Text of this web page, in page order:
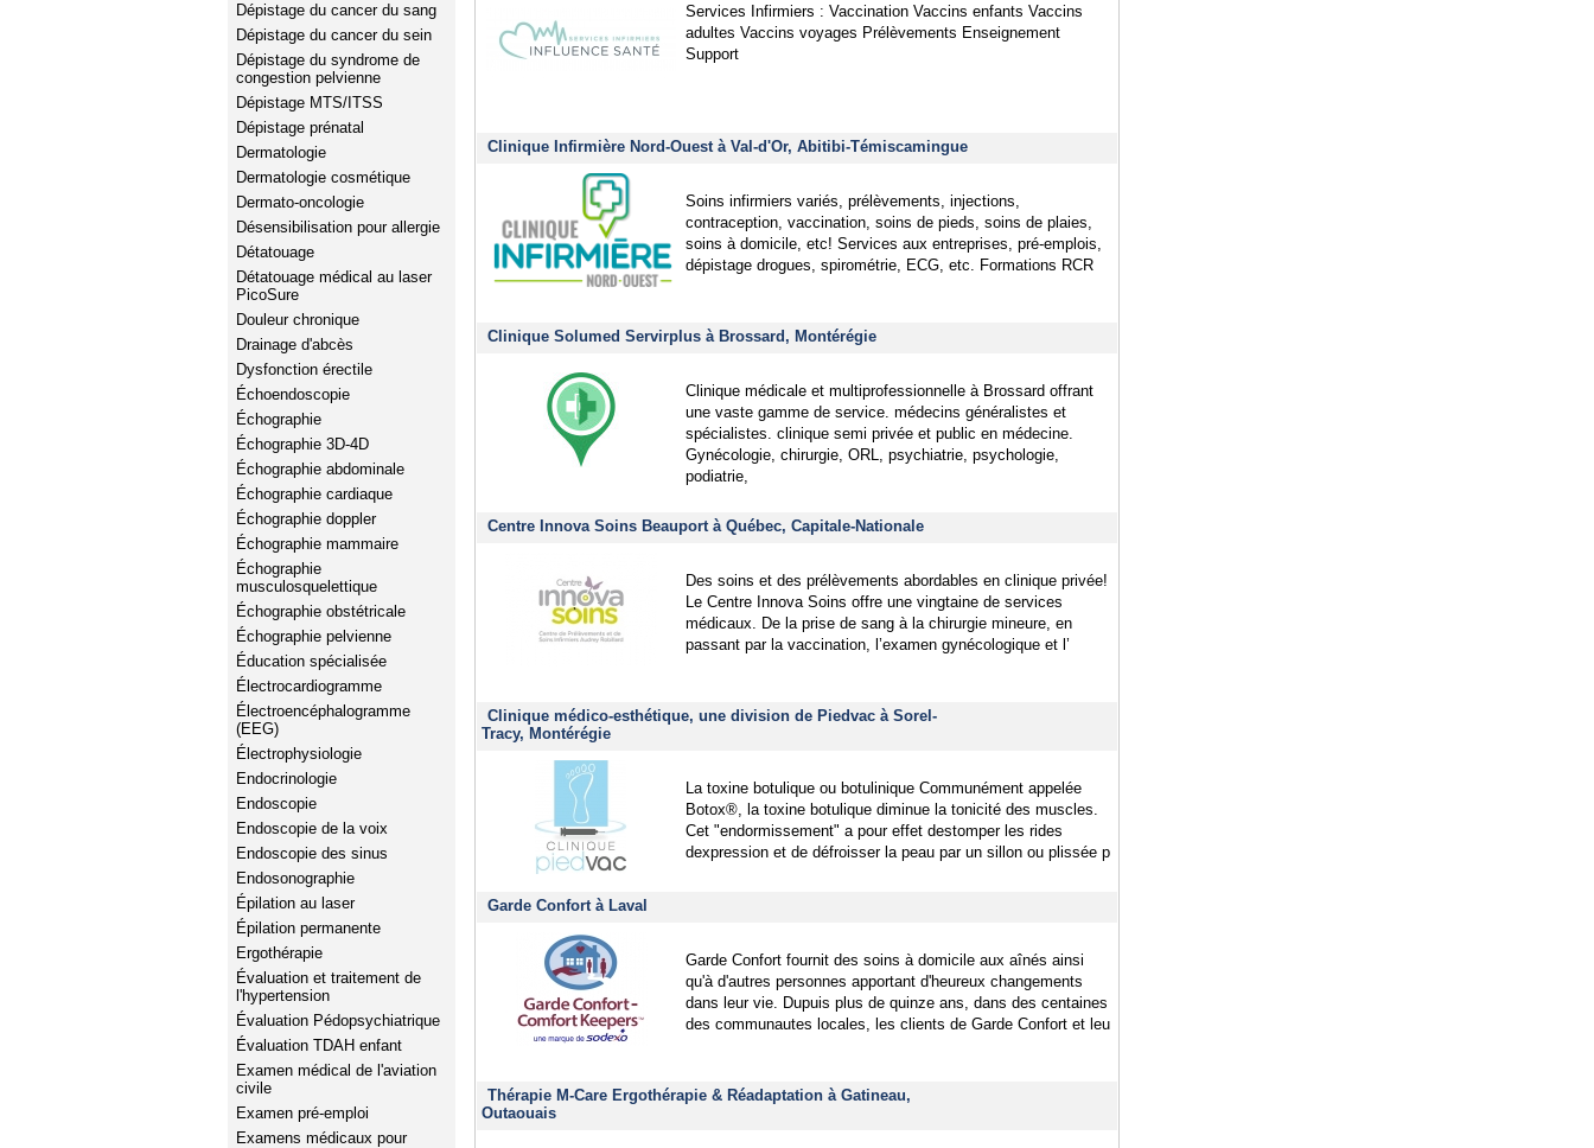
Dépistage du cancer du sang
Dépistage du cancer du sein
Dépistage du syndrome de
congestion pelvienne
Dépistage MTS/ITSS
Dépistage prénatal
Dermatologie
Dermatologie cosmétique
Dermato-oncologie
Désensibilisation pour allergie
Détatouage
Détatouage médical au laser
PicoSure
Douleur chronique
Drainage d'abcès
Dysfonction érectile
Échoendoscopie
Échographie
Échographie 3D-4D
Échographie abdominale
Échographie cardiaque
Échographie doppler
Échographie mammaire
Échographie
musculosquelettique
Échographie obstétricale
Échographie pelvienne
Éducation spécialisée
Électrocardiogramme
Électroencéphalogramme
(EEG)
Électrophysiologie
Endocrinologie
Endoscopie
Endoscopie de la voix
Endoscopie des sinus
Endosonographie
Épilation au laser
Épilation permanente
Ergothérapie
Évaluation et traitement de
l'hypertension
Évaluation Pédopsychiatrique
Évaluation TDAH enfant
Examen médical de l'aviation
civile
Examen pré-emploi
Examens médicaux pour
Services Infirmiers : Vaccination Vaccins enfants Vaccins
adultes Vaccins voyages Prélèvements Enseignement
Support
Clinique Infirmière Nord-Ouest à Val-d'Or, Abitibi-Témiscamingue
Soins infirmiers variés, prélèvements, injections,
contraception, vaccination, soins de pieds, soins de plaies,
soins à domicile, etc! Services aux entreprises, pré-emplois,
dépistage drogues, spirométrie, ECG, etc. Formations RCR
Clinique Solumed Servirplus à Brossard, Montérégie
Clinique médicale et multiprofessionnelle à Brossard offrant
une vaste gamme de service. médecins généralistes et
spécialistes. clinique semi privée et public en médecine.
Gynécologie, chirurgie, ORL, psychiatrie, psychologie,
podiatrie,
Centre Innova Soins Beauport à Québec, Capitale-Nationale
Des soins et des prélèvements abordables en clinique privée!
Le Centre Innova Soins offre une vingtaine de services
médicaux. De la prise de sang à la chirurgie mineure, en
passant par la vaccination, l’examen gynécologique et l’
Clinique médico-esthétique, une division de Piedvac à Sorel-
Tracy, Montérégie
La toxine botulique ou botulinique Communément appelée
Botox®, la toxine botulique diminue la tonicité des muscles.
Cet "endormissement" a pour effet destomper les rides
dexpression et de défroisser la peau par un sillon ou plissée p
Garde Confort à Laval
Garde Confort fournit des soins à domicile aux aînés ainsi
qu'à d'autres personnes apportant d'heureux changements
dans leur vie. Dupuis plus de quinze ans, dans des centaines
des communautes locales, les clients de Garde Confort et leu
Thérapie M-Care Ergothérapie & Réadaptation à Gatineau,
Outaouais